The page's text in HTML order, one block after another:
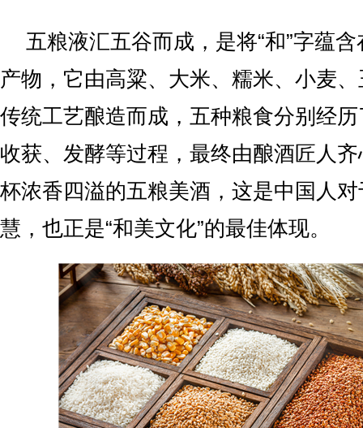
五粮液汇五谷而成，是将“和”字蕴
产物，它由高粱、大米、糯米、小麦
传统工艺酿造而成，五种粮食分别经
收获、发酵等过程，最终由酿酒匠人
杯浓香四溢的五粮美酒，这是中国人
慧，也正是“和美文化”的最佳体现。